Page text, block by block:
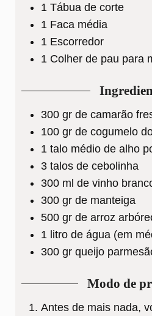
1 Tábua de corte
1 Faca média
1 Escorredor
1 Colher de pau para
300 gr de camarão
100 gr de cogumelo
1 talo médio de alho
3 talos de cebolinha
300 ml de vinho
300 gr de manteiga
500 gr de arroz
1 litro de água (em
300 gr queijo
Modo de
Antes de mais nada,